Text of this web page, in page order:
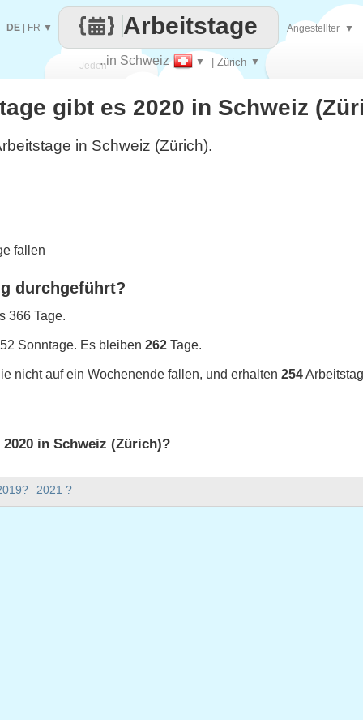
Jeden
Tag
..in Schweiz ▼ | Zürich ▼
Arbeitstage
DE FR ▼ Angestellter ▼
2021 ?
gibt es 2020 in Schweiz
in Schweiz (Zürich).
fallen
durchgeführt?
366 Tage.
Sonntage. Es bleiben 262 Tage.
nicht auf ein Wochenende fallen, und erhalten 254
in Schweiz (Zürich)?